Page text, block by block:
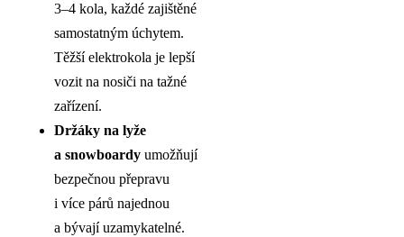
3–4 kola, každé zajištěné
samostatným úchytem.
Těžší elektrokola je lepší
vozit na nosiči na tažné
zařízení.
Držáky na lyže
a snowboardy umožňují
bezpečnou přepravu
i více párů najednou
a bývají uzamykatelné.